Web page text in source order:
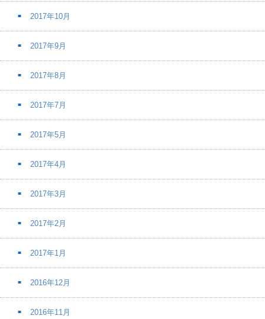
2017年10月
2017年9月
2017年8月
2017年7月
2017年5月
2017年4月
2017年3月
2017年2月
2017年1月
2016年12月
2016年11月